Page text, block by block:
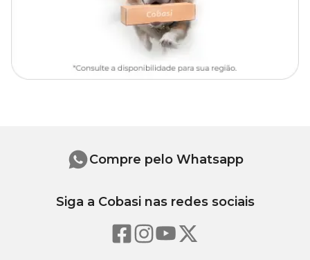
Cachorro
Não
Compre pelo Whatsapp
Siga a Cobasi nas redes sociais